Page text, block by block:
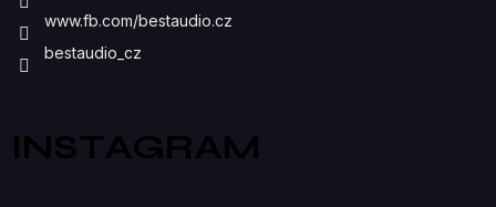
www.fb.com/bestaudio.cz
bestaudio_cz
INSTAGRAM